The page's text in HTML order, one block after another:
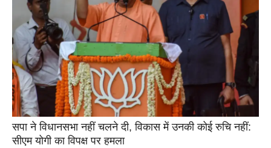
सपा ने विधानसभा नहीं चलने दी, विकास में उनकी कोई रुचि नहीं:
सीएम योगी का विपक्ष पर हमला